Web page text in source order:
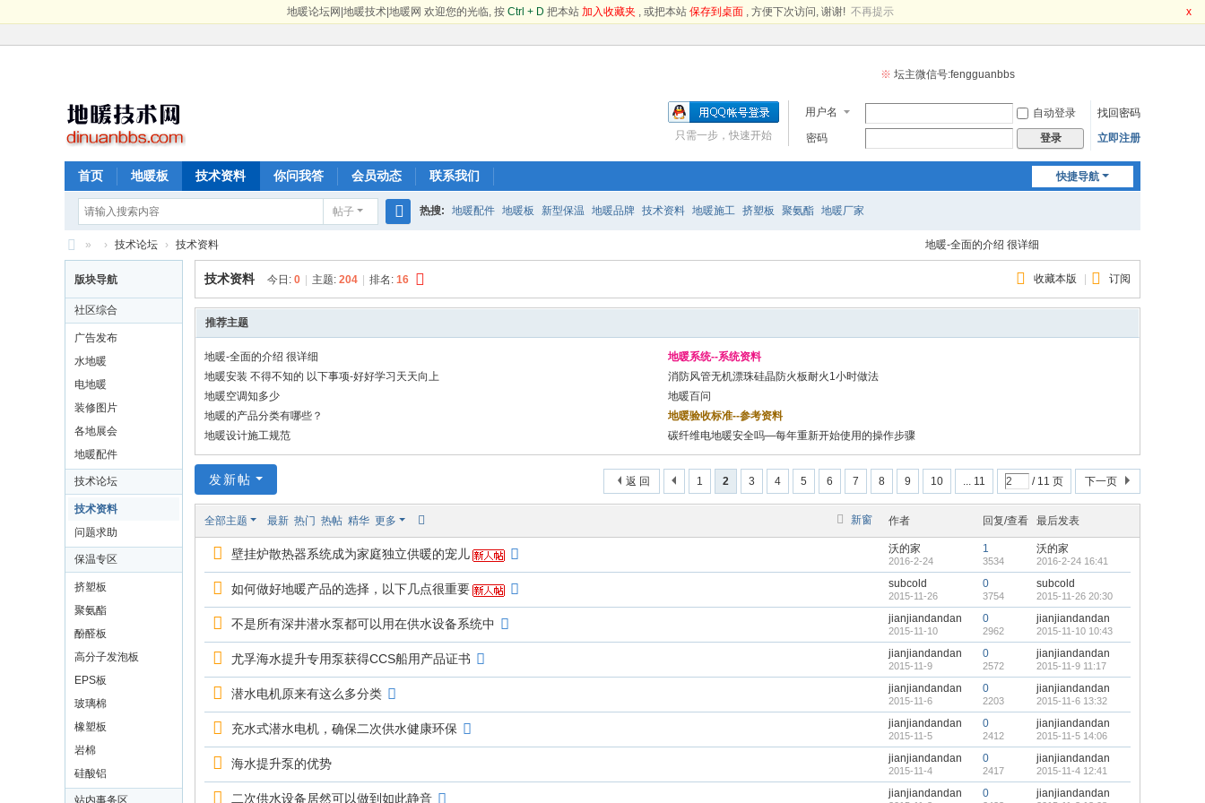
x
地暖论坛网|地暖技术|地暖网 欢迎您的光临, 按 Ctrl + D 把本站 加入收藏夹 , 或把本站 保存到桌面 , 方便下次访问, 谢谢! 不再提示
※ 坛主微信号:fengguanbbs
用户名 自动登录
找回密码
密码
登录 立即注册
只需一步，快速开始
快捷导航
首页 地暖板 技术资料 你问我答 会员动态 联系我们
帖子
索
热搜: 地暖配件 地暖板 新型保温 地暖品牌 技术资料 地暖施工 挤塑板 聚氨酯 地暖厂家
地
暖
论
地
暖
技
术
地
暖
网
» › 技术论坛 › 技术资料
地暖-全面的介绍 很详细
地暖系统--系统资料
地暖安装 不得不知的 以下事项-好好学习天
天向上
版块导航
社区综合
广告发布
水地暖
电地暖
装修图片
各地展会
地暖配件
技术论坛
技术资料
问题求助
保温专区
挤塑板
聚氨酯
酚醛板
高分子发泡板
EPS板
玻璃棉
橡塑板
岩棉
硅酸铝
站内事务区
收藏本版 订阅
技术资料 今日: 0 主题: 204 排名: 16
推荐主题
地暖-全面的介绍 很详细
地暖系统--系统资料
地暖安装 不得不知的 以下事项-好好学习天天向上
消防风管无机漂珠硅晶防火板耐火1小时做法
地暖空调知多少
地暖百问
地暖的产品分类有哪些？
地暖验收标准--参考资料
地暖设计施工规范
碳纤维电地暖安全吗—每年重新开始使用的操作步骤
1 2 3 4 5 6 7 8 9 10 ... 11 / 11 页 下一页
返 回
发新帖
新窗
全部主题 最新 热门 热帖 精华 更多 作者 回复/查看 最后发表
壁挂炉散热器系统成为家庭独立供暖的宠儿 沃的家
2016-2-24
1
3534
沃的家
2016-2-24 16:41
如何做好地暖产品的选择，以下几点很重要 subcold
2015-11-26
0
3754
subcold
2015-11-26 20:30
不是所有深井潜水泵都可以用在供水设备系统中 jianjiandandan
2015-11-10
0
2962
jianjiandandan
2015-11-10 10:43
尤孚海水提升专用泵获得CCS船用产品证书 jianjiandandan
2015-11-9
0
2572
jianjiandandan
2015-11-9 11:17
潜水电机原来有这么多分类 jianjiandandan
2015-11-6
0
2203
jianjiandandan
2015-11-6 13:32
充水式潜水电机，确保二次供水健康环保 jianjiandandan
2015-11-5
0
2412
jianjiandandan
2015-11-5 14:06
海水提升泵的优势 jianjiandandan
2015-11-4
0
2417
jianjiandandan
2015-11-4 12:41
二次供水设备居然可以做到如此静音 jianjiandandan 0 jianjiandandan